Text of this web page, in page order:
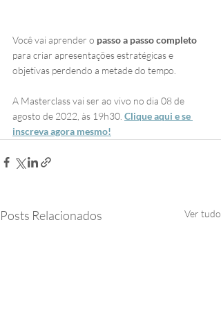
Você vai aprender o passo a passo completo
para criar apresentações estratégicas e
objetivas perdendo a metade do tempo.
A Masterclass vai ser ao vivo no dia 08 de
agosto de 2022, às 19h30. Clique aqui e se
inscreva agora mesmo!
Posts Relacionados Ver tudo